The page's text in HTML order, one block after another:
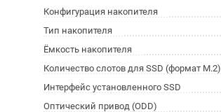
Конфигурация накопителя
Тип накопителя
Ёмкость накопителя
Количество слотов для SSD (формат M.2)
Интерфейс установленного SSD
Оптический привод (ODD)